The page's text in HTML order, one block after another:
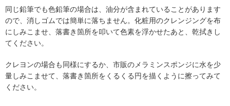
同じ鉛筆でも色鉛筆の場合は、油分が含まれていることがあります
ので、消しゴムでは簡単に落ちません。化粧用のクレンジングを布
にしみこませ、落書き箇所を叩いて色素を浮かせたあと、乾拭きし
てください。
クレヨンの場合も同様にするか、市販のメラミンスポンジに水を少
量しみこませて、落書き箇所をくるくる円を描くように擦ってみて
ください。